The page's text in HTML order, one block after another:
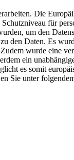
Die
für
um den
den Daten. Es
wurde eine
ein
es somit
Sie unter